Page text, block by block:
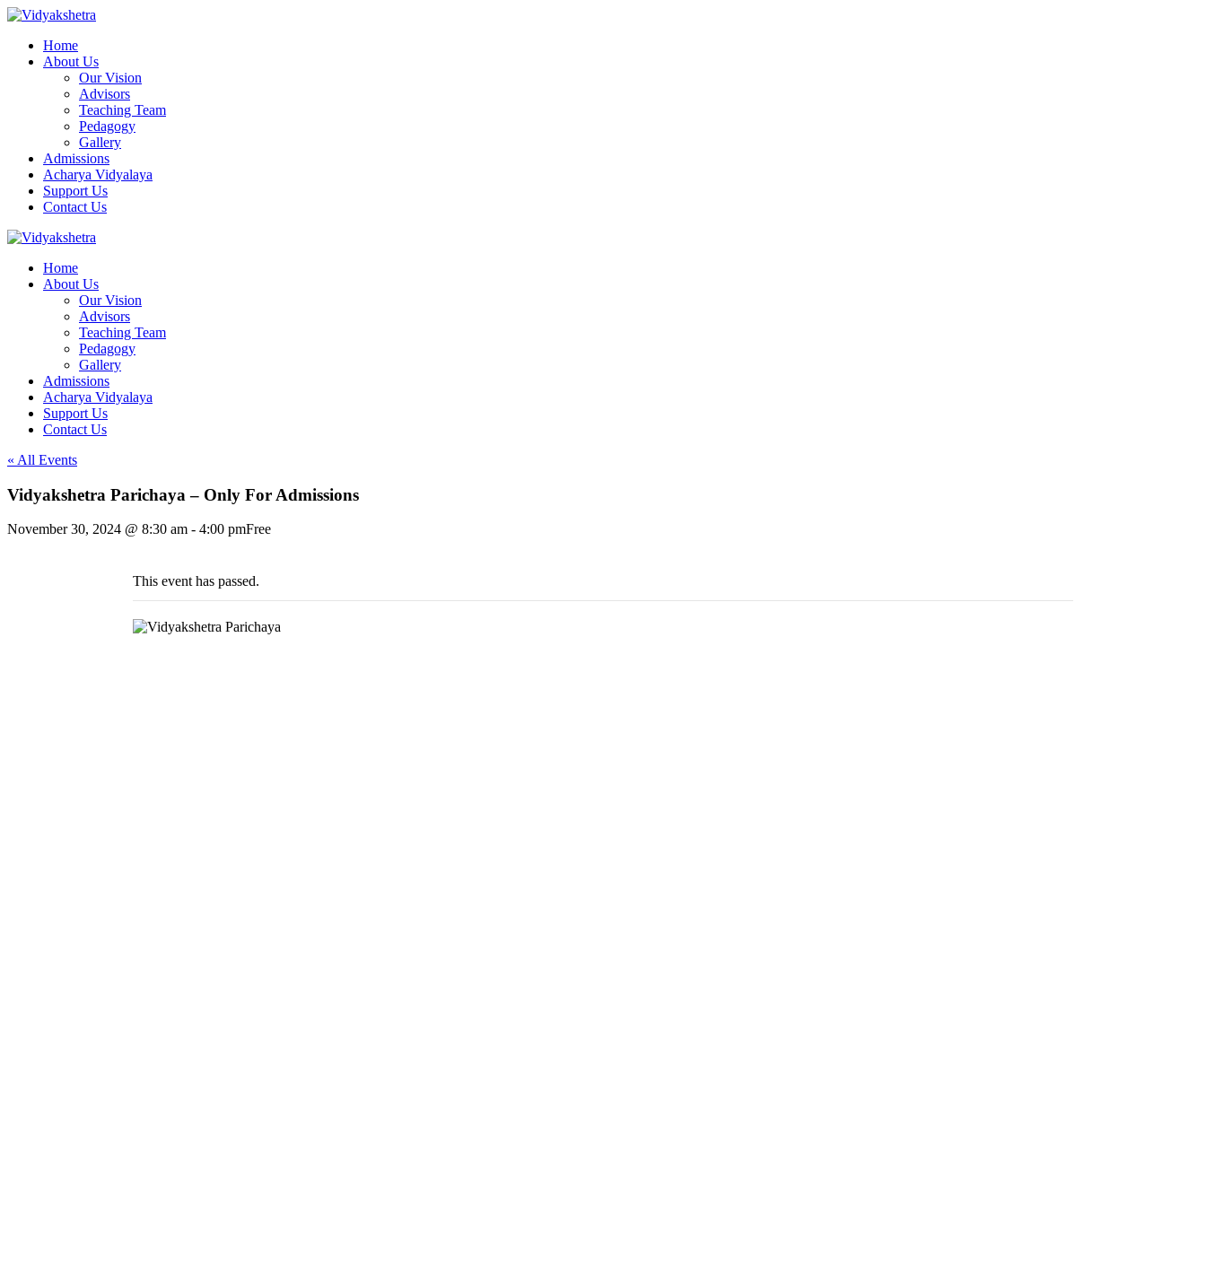
Home
About Us
Our Vision
Advisors
Teaching Team
Pedagogy
Gallery
Admissions
Acharya Vidyalaya
Support Us
Contact Us
Home
About Us
Our Vision
Advisors
Teaching Team
Pedagogy
Gallery
Admissions
Acharya Vidyalaya
Support Us
Contact Us
« All Events
Vidyakshetra Parichaya – Only For Admissions
November 30, 2024 @ 8:30 am - 4:00 pmFree
This event has passed.